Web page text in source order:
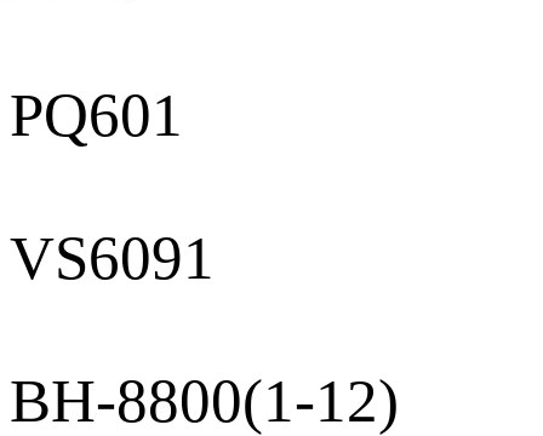
PQ601
VS6091
BH-8800(1-12)